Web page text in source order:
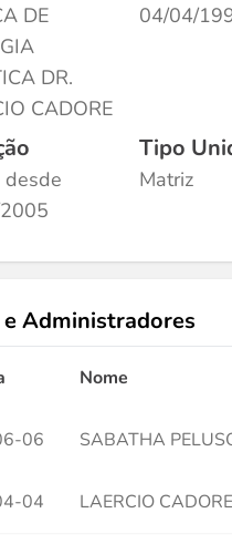
DE
DR.
CADORE
04/04/
desde
Tipo
Matriz
e Administradores
Nome
06 SABATHA
04 LAERCIO CADORE